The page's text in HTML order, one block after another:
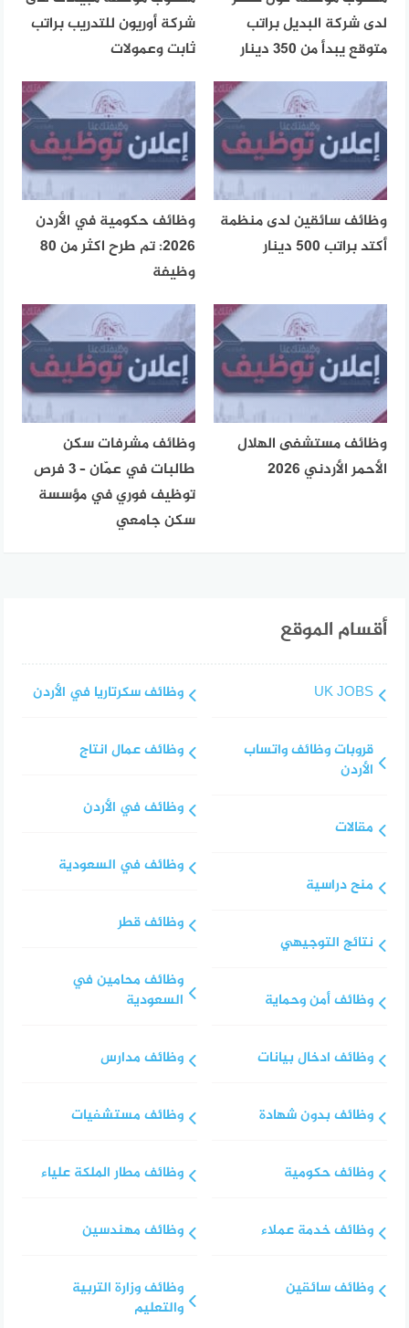
لدى شركة البديل براتب
متوقع يبدأ من 350 دينار
شركة أوريون للتدريب براتب
ثابت وعمولات
وظائف سائقين لدى منظمة
أكتد براتب 500 دينار
وظائف حكومية في الأردن
2026: تم طرح اكثر من 80
وظيفة
وظائف مستشفى الهلال
الأحمر الأردني 2026
وظائف مشرفات سكن
طالبات في عمّان – 3 فرص
توظيف فوري في مؤسسة
سكن جامعي
أقسام الموقع
UK JOBS
قروبات وظائف واتساب
الأردن
مقالات
منح دراسية
نتائج التوجيهي
وظائف أمن وحماية
وظائف ادخال بيانات
وظائف بدون شهادة
وظائف حكومية
وظائف خدمة عملاء
وظائف سائقين
وظائف سكرتاريا في الأردن
وظائف عمال انتاج
وظائف في الأردن
وظائف في السعودية
وظائف قطر
وظائف محامين في
السعودية
وظائف مدارس
وظائف مستشفيات
وظائف مطار الملكة علياء
وظائف مهندسين
وظائف وزارة التربية
والتعليم